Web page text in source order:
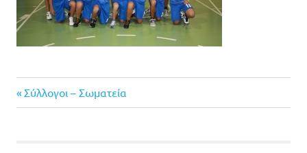
Πλοήγηση
Previous
Post:
Σύλλογοι – Σωματεία